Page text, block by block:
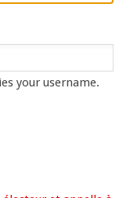
your username.
comme